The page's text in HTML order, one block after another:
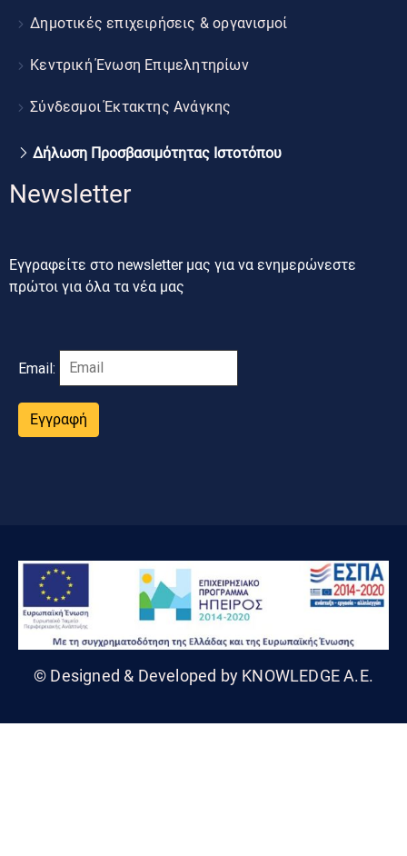
Δημοτικές επιχειρήσεις & οργανισμοί
Κεντρική Ένωση Επιμελητηρίων
Σύνδεσμοι Έκτακτης Ανάγκης
Δήλωση Προσβασιμότητας Ιστοτόπου
Newsletter
Εγγραφείτε στο newsletter μας για να ενημερώνεστε
πρώτοι για όλα τα νέα μας
Email:
Εγγραφή
© Designed & Developed by KNOWLEDGE A.E.